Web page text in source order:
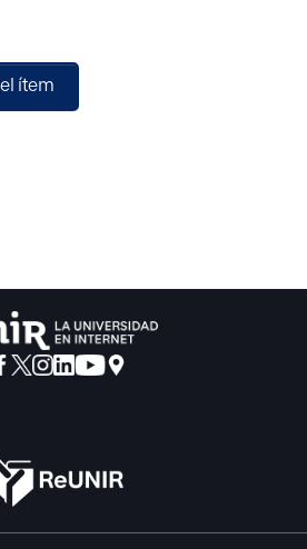
programa “¡Eh! ¡No te
con adolescentes de 12 a
de Sta. Coloma de Gramenet”.
ítem